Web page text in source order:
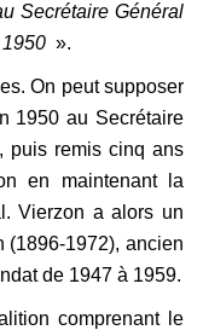
Secrétaire Général
».
On peut supposer
1950 au Secrétaire
puis remis cinq ans
en maintenant la
Vierzon a alors un
(1896-1972), ancien
de 1947 à 1959.
comprenant le